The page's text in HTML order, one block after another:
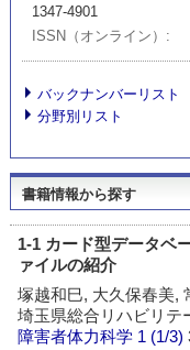
1347-4901
ISSN（オンライン）
バックナンバーリスト
分野別リスト
書籍情報から探す
1-1 カード型データベ
ァイルの紹介
塚越和巳, 大久保春美,
埼玉県総合リハビリテ
障害者体力科学 1 (1/3)